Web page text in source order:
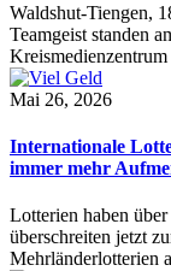
Waldshut-Tiengen,
Teamgeist standen
Mai 26, 2026
Internationale
immer mehr
Lotterien haben
überschreiten jetzt
Mehrländerlotterien